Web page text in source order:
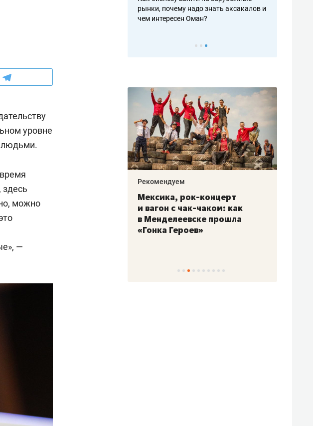
уровне
людьми.
можно
—
рынки, почему надо знать аксакалов и
чем интересен Оман?
выживания в дикой
работа
и физическим
Рекомендуем
Мексика, рок-концерт
и вагон с чак-чаком: как
в Менделеевске прошла
«Гонка Героев»